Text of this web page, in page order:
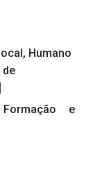
Humano
de
e